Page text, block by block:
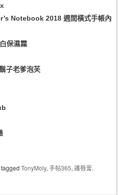
Notebook 2018 週間橫式手帳內
保濕霜
子老爹泡芙
taggedTonyMoly,手帖365,護唇膏.